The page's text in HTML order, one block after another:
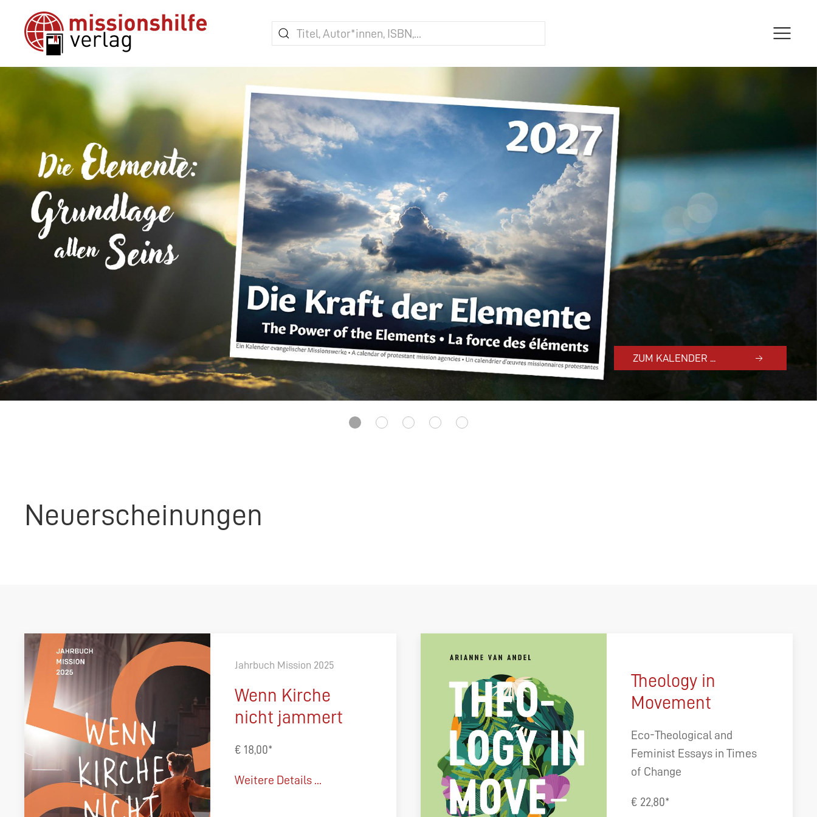
ZUM KALENDER ...
Neuerscheinungen
Jahrbuch Mission 2025
Wenn Kirche
nicht jammert
€ 18,00*
Weitere Details ...
Theology in
Movement
Eco-Theological and
Feminist Essays in Times
of Change
€ 22,80*